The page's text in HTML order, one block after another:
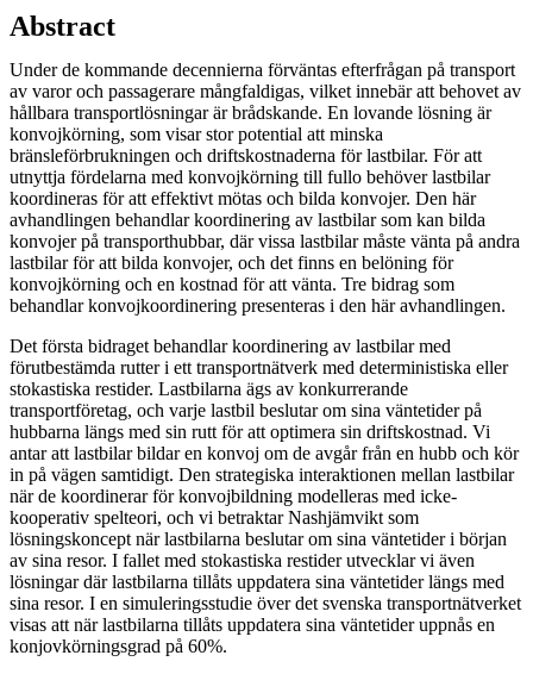
Abstract
Under de kommande decennierna förväntas efterfrågan på transport
av varor och passagerare mångfaldigas, vilket innebär att behovet av
hållbara transportlösningar är brådskande. En lovande lösning är
konvojkörning, som visar stor potential att minska
bränsleförbrukningen och driftskostnaderna för lastbilar. För att
utnyttja fördelarna med konvojkörning till fullo behöver lastbilar
koordineras för att effektivt mötas och bilda konvojer. Den här
avhandlingen behandlar koordinering av lastbilar som kan bilda
konvojer på transporthubbar, där vissa lastbilar måste vänta på andra
lastbilar för att bilda konvojer, och det finns en belöning för
konvojkörning och en kostnad för att vänta. Tre bidrag som
behandlar konvojkoordinering presenteras i den här avhandlingen.
Det första bidraget behandlar koordinering av lastbilar med
förutbestämda rutter i ett transportnätverk med deterministiska eller
stokastiska restider. Lastbilarna ägs av konkurrerande
transportföretag, och varje lastbil beslutar om sina väntetider på
hubbarna längs med sin rutt för att optimera sin driftskostnad. Vi
antar att lastbilar bildar en konvoj om de avgår från en hubb och kör
in på vägen samtidigt. Den strategiska interaktionen mellan lastbilar
när de koordinerar för konvojbildning modelleras med icke-
kooperativ spelteori, och vi betraktar Nashjämvikt som
lösningskoncept när lastbilarna beslutar om sina väntetider i början
av sina resor. I fallet med stokastiska restider utvecklar vi även
lösningar där lastbilarna tillåts uppdatera sina väntetider längs med
sina resor. I en simuleringsstudie över det svenska transportnätverket
visas att när lastbilarna tillåts uppdatera sina väntetider uppnås en
konjovkörningsgrad på 60%.